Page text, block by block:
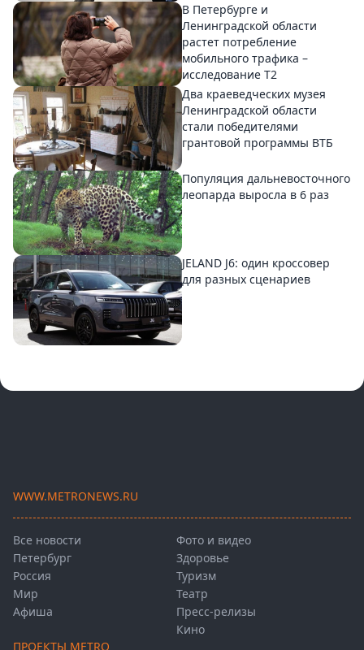
В Петербурге и
Ленинградской области
растет потребление
мобильного трафика –
исследование T2
Два краеведческих музея
Ленинградской области
стали победителями
грантовой программы ВТБ
Популяция дальневосточного
леопарда выросла в 6 раз
JELAND J6: один кроссовер
для разных сценариев
WWW.METRONEWS.RU
Все новости
Петербург
Россия
Мир
Афиша
Фото и видео
Здоровье
Туризм
Театр
Пресс-релизы
Кино
ПРОЕКТЫ METRO